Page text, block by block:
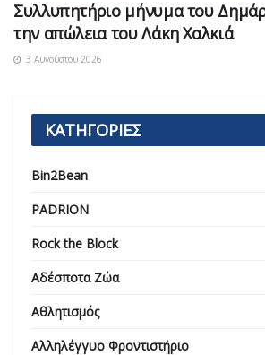
Συλλυπητήριο μήνυμα του
την απώλεια του Λάκη Χαλκιά
3 Αυγούστου 2026
ΚΑΤΗΓΟΡΙΕΣ
Bin2Bean
PADRION
Rock the Block
Αδέσποτα Ζώα
Αθλητισμός
Αλληλέγγυο Φροντιστήριο